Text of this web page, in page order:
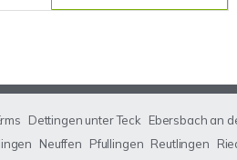
Dettingen unter Teck Ebersbach an
Neuffen Pfullingen Reutlingen